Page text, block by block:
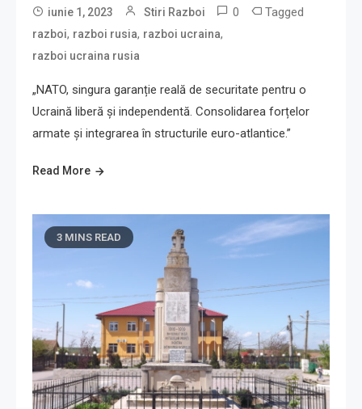
iunie 1, 2023 Stiri Razboi 0 Tagged
razboi, razboi rusia, razboi ucraina,
razboi ucraina rusia
„NATO, singura garanție reală de securitate pentru o
Ucraină liberă și independentă. Consolidarea forțelor
armate și integrarea în structurile euro-atlantice.”
Read More
3 MINS READ